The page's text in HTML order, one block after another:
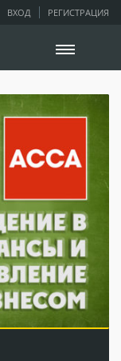
ВХОД РЕГИСТРАЦИЯ